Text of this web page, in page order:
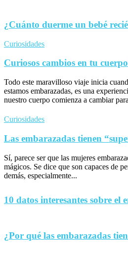
¿Cuánto duerme un bebé
Curiosidades
Curiosos cambios en tu
Todo este maravilloso viaje inicia
estamos embarazadas, es una
nuestro cuerpo comienza a cambiar
Curiosidades
Las embarazadas tienen
Sí, parece ser que las mujeres
mágicos. Se dice que son capaces de
demás, especialmente...
10 datos interesantes sobre el
¿Por qué las embarazadas